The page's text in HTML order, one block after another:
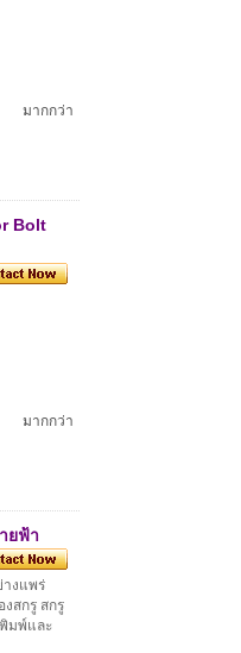
มากกว่า
Bolt
มากกว่า
ยฟ้า
างแพร่
สกรู สกรู
มพ์และ